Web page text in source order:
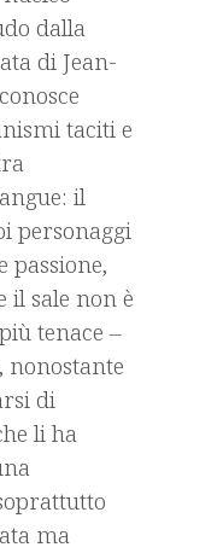
dalla
di Jean-
taciti e
il
personaggi
passione,
il sale non è
tenace –
nonostante
di
li ha
ma